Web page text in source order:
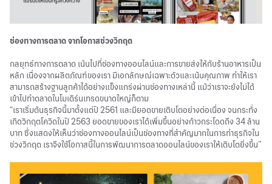
ช่องทางการตลาด จากโอกาสช่วงวิกฤต
กลยุทธ์ทางการตลาด เน้นไปที่ช่องทางออนไลน์และการขายส่งให้กับร้านอาหารเป็น
หลัก เนื่องจากผลิตภัณฑ์ของเรา มีเอกลักษณ์เฉพาะตัวและเน้นคุณภาพ ทำให้เรา
สามารถสร้างฐานลูกค้าได้อย่างแข็งแกร่งผ่านช่องทางเหล่านี้ แม้ว่าเราจะยังไม่ได้
เข้าไปทำตลาดในโมเดิร์นเทรดขนาดใหญ่ก็ตาม
“เราเริ่มต้นธุรกิจนี้มาตั้งแต่ปี 2561 และมียอดขายเติบโตอย่างต่อเนื่อง จนกระทั่ง
เกิดวิกฤตโควิดในปี 2563 ยอดขายของเราได้เพิ่มขึ้นอย่างก้าวกระโดดถึง 34 ล้าน
บาท ซึ่งแสดงให้เห็นว่าช่องทางออนไลน์เป็นช่องทางที่สำคัญมากในการทำธุรกิจใน
ช่วงวิกฤต เราจึงใช้โอกาสนี้ในการพัฒนาการตลาดออนไลน์ของเราให้เติบโตยิ่งขึ้น”